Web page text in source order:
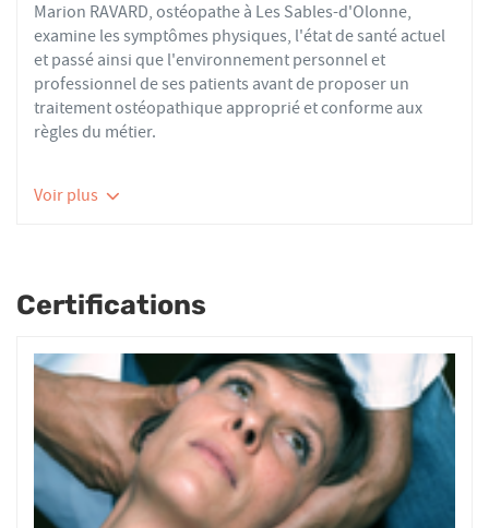
Marion RAVARD, ostéopathe à Les Sables-d'Olonne,
examine les symptômes physiques, l'état de santé actuel
et passé ainsi que l'environnement personnel et
professionnel de ses patients avant de proposer un
traitement ostéopathique approprié et conforme aux
règles du métier.
thérapeutiques conformes aux recommandations de
fonctionnels d’ordre ostéoarticulaire, viscéral ou
irréversibles.
Nourrissons, enfants, adultes ou seniors, actifs ou
sédentaires, avec des douleurs aiguës ou chroniques,
tous les patients reçoivent un traitement ostéopathique
par mobilisations ou manipulations des sphères
articulaires, viscérales ou crâniennes.
Voir plus
Certifications